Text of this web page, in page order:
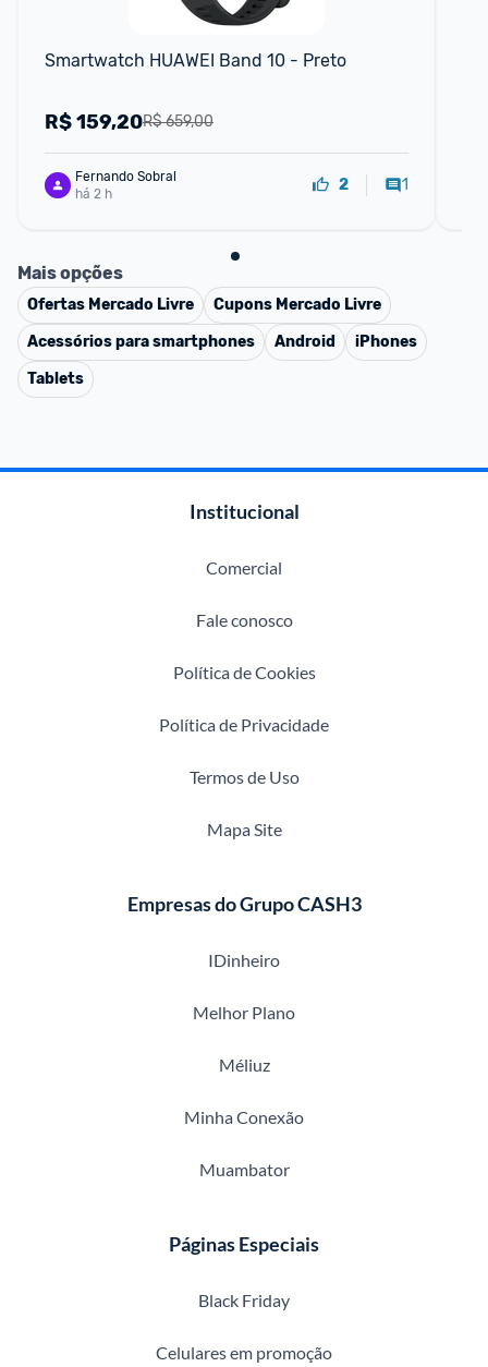
Smartwatch HUAWEI Band 10 - Preto
R$ 659,00
R$159,20
Fernando Sobral
há 2 h
2 1
Mais opções
Ofertas Mercado Livre Cupons Mercado Livre
Acessórios para smartphones
Android
iPhones
Tablets
Institucional
Comercial
Fale conosco
Política de Cookies
Política de Privacidade
Termos de Uso
Mapa Site
Empresas do Grupo CASH3
IDinheiro
Melhor Plano
Méliuz
Minha Conexão
Muambator
Páginas Especiais
Black Friday
Celulares em promoção